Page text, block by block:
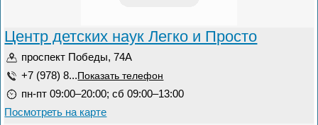
Центр детских наук Легко и Просто
проспект Победы, 74А
+7 (978) 8... Показать телефон
пн-пт 09:00–20:00; сб 09:00–13:00
Посмотреть на карте